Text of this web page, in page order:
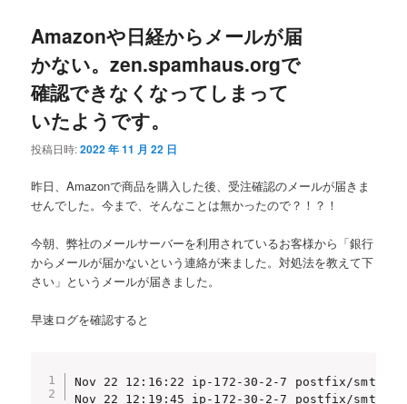
Amazonや日経からメールが届
かない。zen.spamhaus.orgで
確認できなくなってしまって
いたようです。
投稿日時:2022 年 11 月 22 日
昨日、Amazonで商品を購入した後、受注確認のメールが届きま
せんでした。今まで、そんなことは無かったので？！？！
今朝、弊社のメールサーバーを利用されているお客様から「銀行
からメールが届かないという連絡が来ました。対処法を教えて下
さい」というメールが届きました。
早速ログを確認すると
Nov 22 12:16:22 ip-172-30-2-7 postfix/
Nov 22 12:19:45 ip-172-30-2-7 postfix/